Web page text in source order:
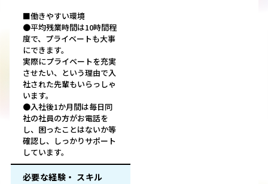
■働きやすい環境
●平均残業時間は10時間程
度で、プライベートも大事
にできます。
実際にプライベートを充実
させたい、という理由で入
社された先輩もいらっしゃ
います。
●入社後1か月間は毎日同
社の社員の方がお電話を
し、困ったことはないか等
確認し、しっかりサポート
しています。
必要な経験・ スキル